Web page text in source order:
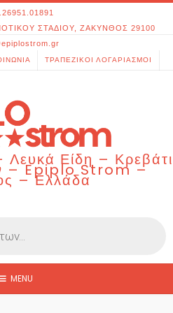
ΣΤΑΔΙΟΥ, ΖΑΚΥΝΘΟΣ 29100
ΤΡΑΠΕΖΙΚΟΊ ΛΟΓΑΡΙΑΣΜΟΊ
Είδη – Κρεβάτι
– Epiplo Strom –
– Ελλάδα
MENU